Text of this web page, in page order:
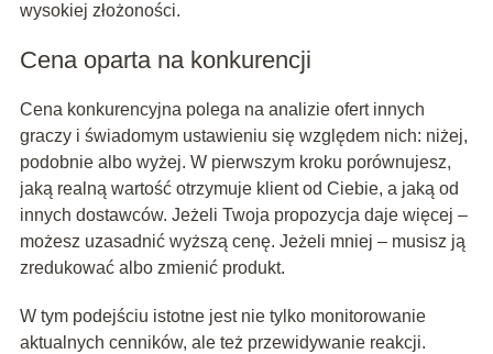
wysokiej złożoności.
Cena oparta na konkurencji
Cena konkurencyjna polega na analizie ofert innych
graczy i świadomym ustawieniu się względem nich: niżej,
podobnie albo wyżej. W pierwszym kroku porównujesz,
jaką realną wartość otrzymuje klient od Ciebie, a jaką od
innych dostawców. Jeżeli Twoja propozycja daje więcej –
możesz uzasadnić wyższą cenę. Jeżeli mniej – musisz ją
zredukować albo zmienić produkt.
W tym podejściu istotne jest nie tylko monitorowanie
aktualnych cenników, ale też przewidywanie reakcji.